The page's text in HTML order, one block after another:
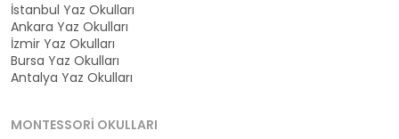
İstanbul Yaz Okulları
Ankara Yaz Okulları
İzmir Yaz Okulları
Bursa Yaz Okulları
Antalya Yaz Okulları
MONTESSORI OKULLARI